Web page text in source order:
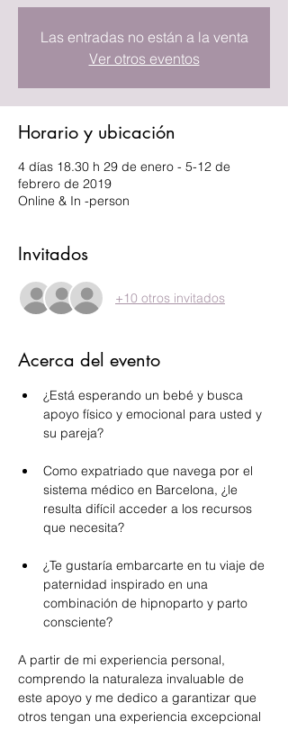
Las entradas no están a la venta
Ver otros eventos
Horario y ubicación
4 días 18.30 h 29 de enero - 5-12 de
febrero de 2019
Online & In -person
Invitados
+10 otros invitados
Acerca del evento
¿Está esperando un bebé y busca
apoyo físico y emocional para usted y
su pareja?
Como expatriado que navega por el
sistema médico en Barcelona, ¿le
resulta difícil acceder a los recursos
que necesita?
¿Te gustaría embarcarte en tu viaje de
paternidad inspirado en una
combinación de hipnoparto y parto
consciente?
A partir de mi experiencia personal,
comprendo la naturaleza invaluable de
este apoyo y me dedico a garantizar que
otros tengan una experiencia excepcional